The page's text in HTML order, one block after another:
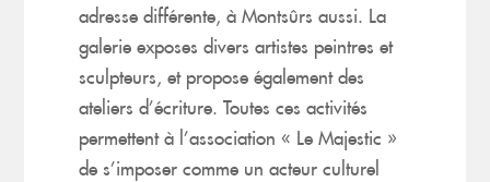
adresse différente, à Montsûrs aussi. La
galerie exposes divers artistes peintres et
sculpteurs, et propose également des
ateliers d’écriture.Toutes ces activités
permettent à l’association « Le Majestic »
de s’imposer comme un acteur culturel